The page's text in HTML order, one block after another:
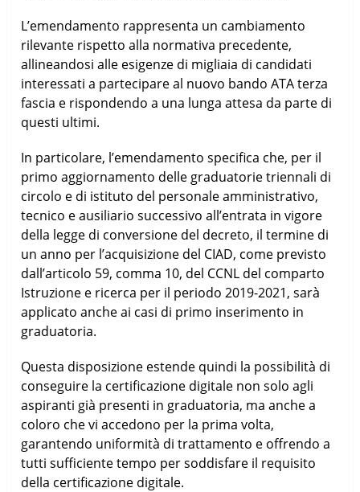
L’emendamento rappresenta un cambiamento
rilevante rispetto alla normativa precedente,
allineandosi alle esigenze di migliaia di candidati
interessati a partecipare al nuovo bando ATA terza
fascia e rispondendo a una lunga attesa da parte di
questi ultimi.
In particolare, l’emendamento specifica che, per il
primo aggiornamento delle graduatorie triennali di
circolo e di istituto del personale amministrativo,
tecnico e ausiliario successivo all’entrata in vigore
della legge di conversione del decreto, il termine di
un anno per l’acquisizione del CIAD, come previsto
dall’articolo 59, comma 10, del CCNL del comparto
Istruzione e ricerca per il periodo 2019-2021, sarà
applicato anche ai casi di primo inserimento in
graduatoria.
Questa disposizione estende quindi la possibilità di
conseguire la certificazione digitale non solo agli
aspiranti già presenti in graduatoria, ma anche a
coloro che vi accedono per la prima volta,
garantendo uniformità di trattamento e offrendo a
tutti sufficiente tempo per soddisfare il requisito
della certificazione digitale.